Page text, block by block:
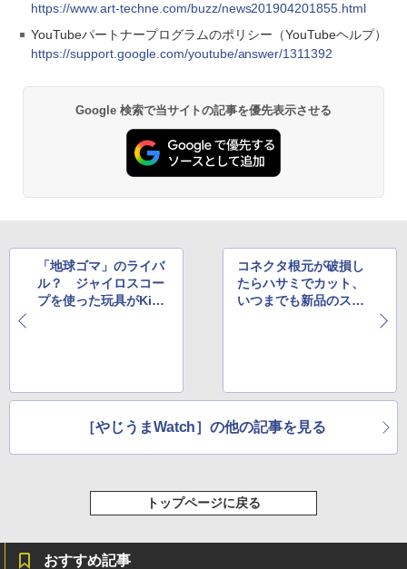
https://www.art-techne.com/buzz/news201904201855.html
YouTubeパートナープログラムのポリシー（YouTubeヘルプ）
https://support.google.com/youtube/answer/1311392
Google 検索で当サイトの記事を優先表示させる
「地球ゴマ」のライバ
ル？ ジャイロスコー
プを使った玩具がKick
コネクタ根元が破損し
たらハサミでカット、
いつまでも新品のスマ
［やじうまWatch］の他の記事を見る
トップページに戻る
おすすめ記事